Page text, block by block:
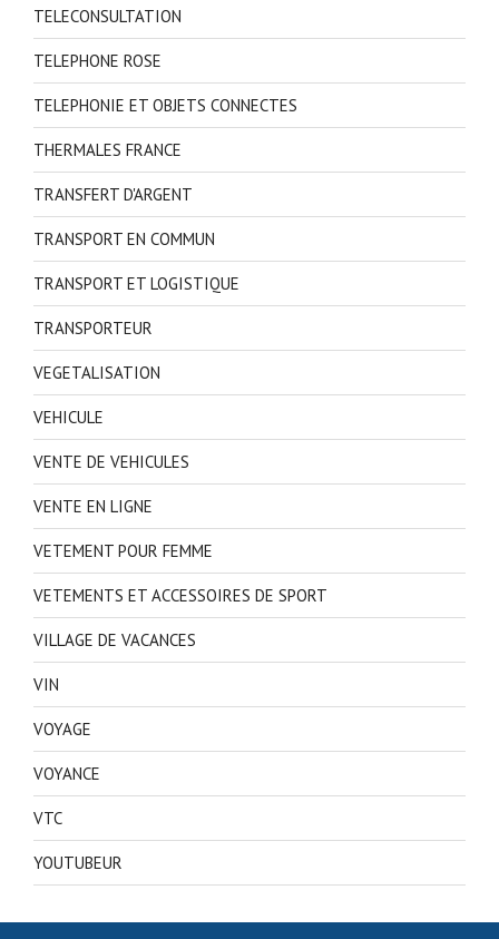
TELECONSULTATION
TELEPHONE ROSE
TELEPHONIE ET OBJETS CONNECTES
THERMALES FRANCE
TRANSFERT D'ARGENT
TRANSPORT EN COMMUN
TRANSPORT ET LOGISTIQUE
TRANSPORTEUR
VEGETALISATION
VEHICULE
VENTE DE VEHICULES
VENTE EN LIGNE
VETEMENT POUR FEMME
VETEMENTS ET ACCESSOIRES DE SPORT
VILLAGE DE VACANCES
VIN
VOYAGE
VOYANCE
VTC
YOUTUBEUR